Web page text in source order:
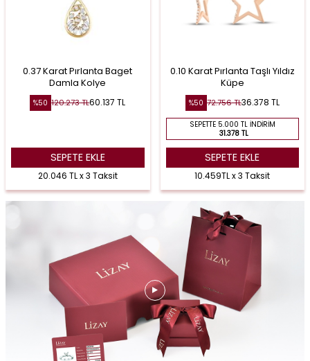
0.37 Karat Pırlanta Baget
Damla Kolye
%50 120.273TL60.137 TL
SEPETE EKLE
20.046 TL x 3 Taksit
0.10 Karat Pırlanta Taşlı Yıldız
Küpe
%50 72.756TL36.378 TL
SEPETTE 5.000 TL İNDIRIM
31.378 TL
SEPETE EKLE
10.459TL x 3 Taksit